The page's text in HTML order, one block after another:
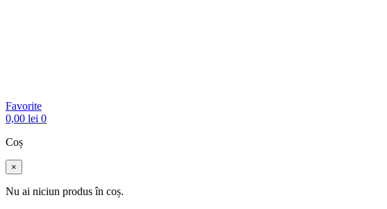
Favorite
0,00 lei 0
Coș
×
Nu ai niciun produs în coș.